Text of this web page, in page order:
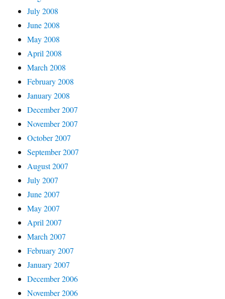
July 2008
June 2008
May 2008
April 2008
March 2008
February 2008
January 2008
December 2007
November 2007
October 2007
September 2007
August 2007
July 2007
June 2007
May 2007
April 2007
March 2007
February 2007
January 2007
December 2006
November 2006